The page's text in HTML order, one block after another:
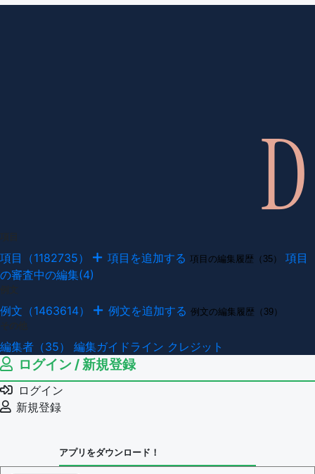
項目（1182735） 項目を追加する 項目の編集履歴（35）
項目
の審査中の編集(4)
例文（1463614） 例文を追加する 例文の編集履歴（39）
編集者（35） 編集ガイドライン クレジット
ログイン / 新規登録
ログイン
新規登録
アプリをダウンロード！